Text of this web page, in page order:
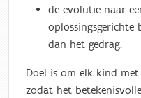
de evolutie naar
dan het gedrag.
Doel is om elk kind
zodat het